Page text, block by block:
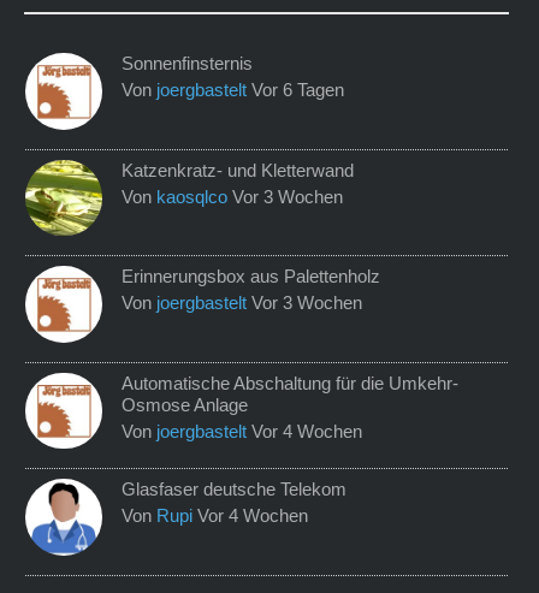
Sonnenfinsternis
Von joergbastelt Vor 6 Tagen
Katzenkratz- und Kletterwand
Von kaosqlco Vor 3 Wochen
Erinnerungsbox aus Palettenholz
Von joergbastelt Vor 3 Wochen
Automatische Abschaltung für die Umkehr-
Osmose Anlage
Von joergbastelt Vor 4 Wochen
Glasfaser deutsche Telekom
Von Rupi Vor 4 Wochen